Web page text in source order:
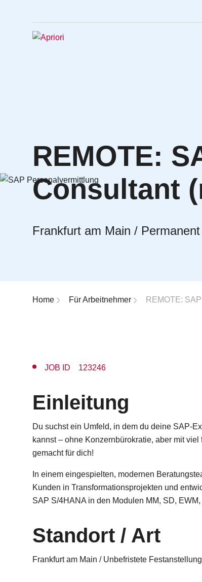
REMOTE:
Consultant
Frankfurt am Main /
Breadcrumb-Navigation
Home Für Arbeitnehmer REMOTE:
JOB ID 123246
Einleitung
Du suchst ein Umfeld, in dem du deine SAP-
kannst – ohne Konzernbürokratie, aber mit
gemacht für dich!
In einem eingespielten, modernen
Kunden in Transformationsprojekten und
SAP S/4HANA in den Modulen MM, SD,
Standort / Art
Frankfurt am Main / Unbefristete Festanstellung